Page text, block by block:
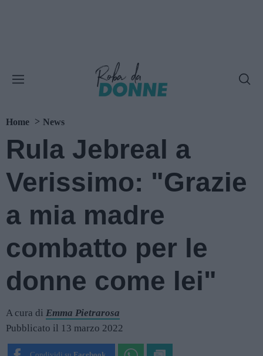
Home News
Rula Jebreal a
Verissimo: "Grazie
a mia madre
combatto per le
donne come lei"
A cura di Emma Pietrarosa
Pubblicato il 13 marzo 2022